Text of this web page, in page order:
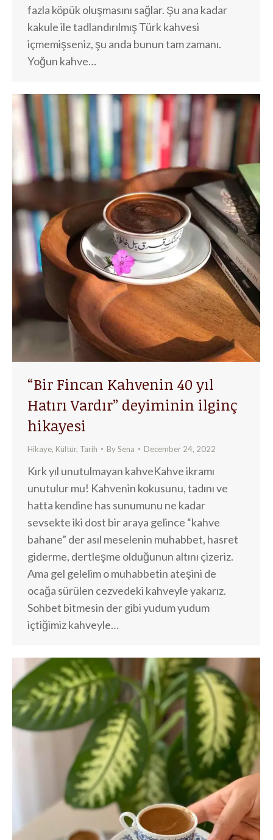
fazla köpük oluşmasını sağlar. Şu ana kadar
kakule ile tadlandırılmış Türk kahvesi
içmemişseniz, şu anda bunun tam zamanı.
Yoğun kahve…
“Bir Fincan Kahvenin 40 yıl
Hatırı Vardır” deyiminin ilginç
hikayesi
Hikaye, Kültür, Tarih BySena December 24, 2022
Kırk yıl unutulmayan kahveKahve ikramı
unutulur mu! Kahvenin kokusunu, tadını ve
hatta kendine has sunumunu ne kadar
sevsekte iki dost bir araya gelince “kahve
bahane” der asıl meselenin muhabbet, hasret
giderme, dertleşme olduğunun altını çizeriz.
Ama gel gelelim o muhabbetin ateşini de
ocağa sürülen cezvedeki kahveyle yakarız.
Sohbet bitmesin der gibi yudum yudum
içtiğimiz kahveyle…